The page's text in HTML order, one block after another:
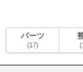
パーツ
(17)